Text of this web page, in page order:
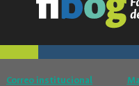
Correo institucional